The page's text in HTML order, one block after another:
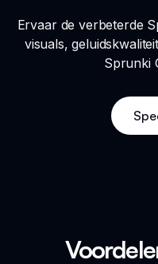
Ervaar de verbeterde
visuals,
Sprunki